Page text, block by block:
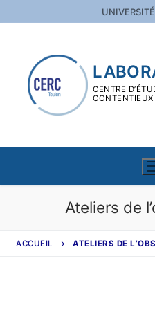
au
CENTRE
Ateliers de
ACCUEIL ATELIERS DE